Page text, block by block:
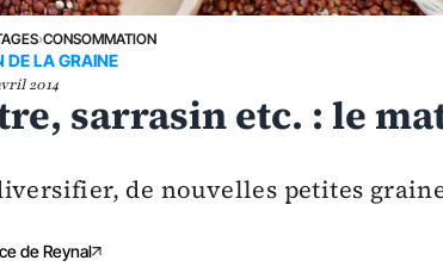
›CONSOMMATION
DE LA GRAINE
2014
sarrasin etc. : le
de nouvelles petites
de Reynal